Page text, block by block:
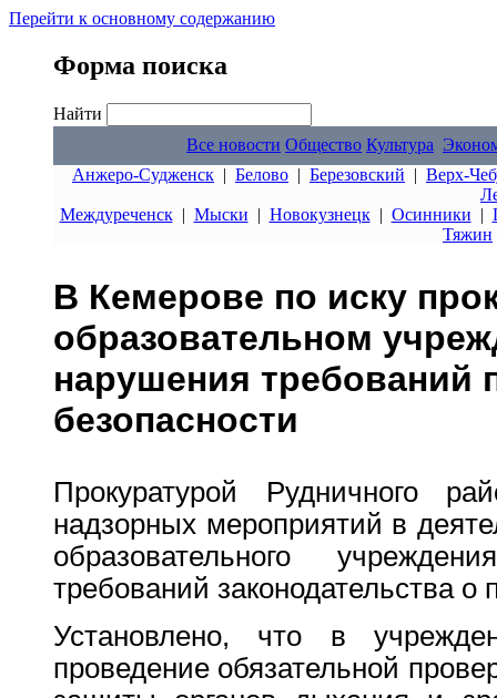
Перейти к основному содержанию
Форма поиска
Найти
Все новости Общество Культура
Анжеро-Судженск | Белово | Березовский | Верх-
Междуреченск| Мыски | Новокузнецк| Осинники |
Тяжин
В Кемерове по иску
образовательном
нарушения требований
безопасности
Прокуратурой Рудничного
надзорных мероприятий в
образовательного
требований законодательства о
Установлено, что в
проведение обязательной